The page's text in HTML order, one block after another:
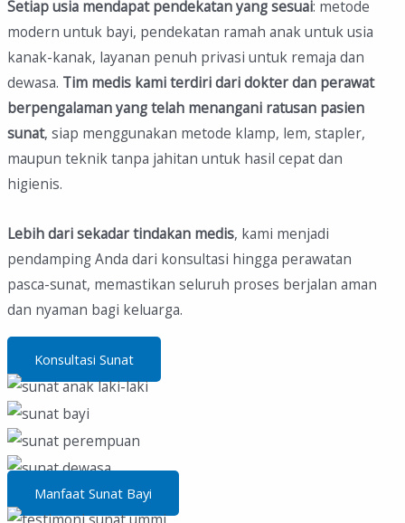
Setiap usia mendapat pendekatan yang sesuai: metode
modern untuk bayi, pendekatan ramah anak untuk usia
kanak-kanak, layanan penuh privasi untuk remaja dan
dewasa. Tim medis kami terdiri dari dokter dan perawat
berpengalamanyang telah menangani ratusan pasien
sunat, siap menggunakan metode klamp, lem, stapler,
maupun teknik tanpa jahitan untuk hasil cepat dan
higienis.
Lebih dari sekadar tindakan medis, kami menjadi
pendamping Anda dari konsultasi hingga perawatan
pasca-sunat, memastikan seluruh proses berjalan aman
dan nyaman bagi keluarga.
Konsultasi Sunat
Manfaat Sunat Bayi